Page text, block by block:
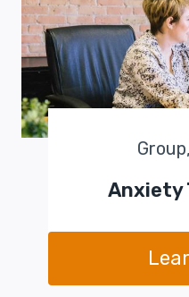
Anxiety